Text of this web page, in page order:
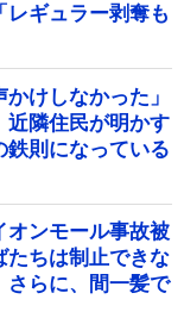
ギュラー剥奪も
けしなかった」
隣住民が明かす
鉄則になっている
ンモール事故被
ちは制止できな
らに、間一髪で